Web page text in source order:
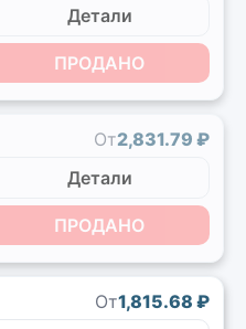
Детали
ПРОДАНО
От2,831.79 ₽
Детали
ПРОДАНО
От1,815.68 ₽